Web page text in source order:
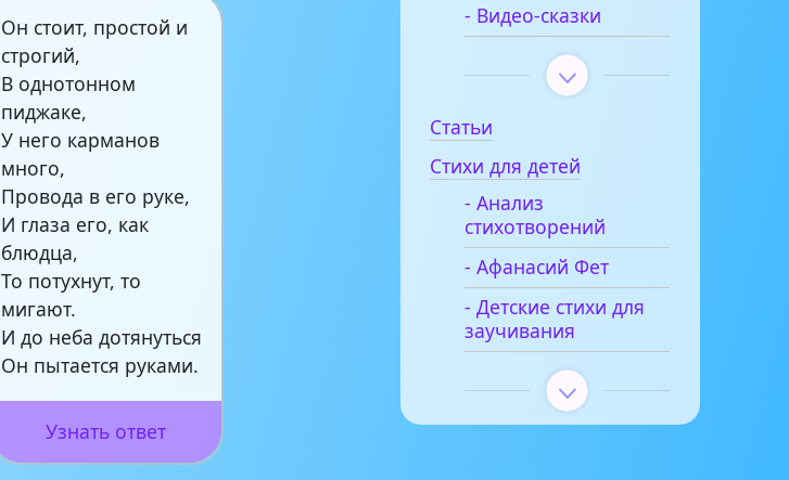
Он стоит, простой и
строгий,
В однотонном
пиджаке,
У него карманов
много,
Провода в его руке,
И глаза его, как
блюдца,
То потухнут, то
мигают.
И до неба дотянуться
Он пытается руками.
Узнать ответ
- Видео-сказки
Статьи
Стихи для детей
- Анализ
стихотворений
- Афанасий Фет
- Детские стихи для
заучивания